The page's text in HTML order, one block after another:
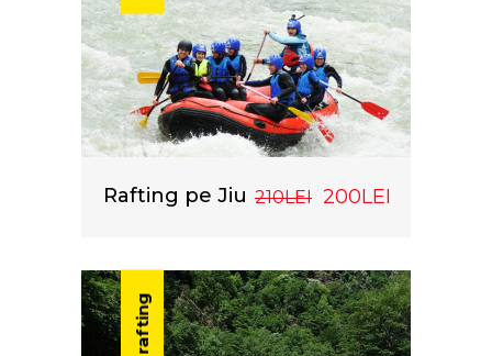
Rafting pe Jiu 210LEI 200LEI
rafting